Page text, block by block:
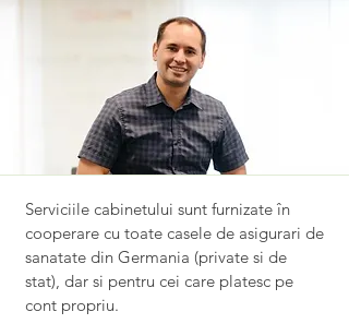
Serviciile cabinetului sunt furnizate în
cooperare cu toate casele de asigurari de
sanatate din Germania (private si de
stat), dar si pentru cei care platesc pe
cont propriu.